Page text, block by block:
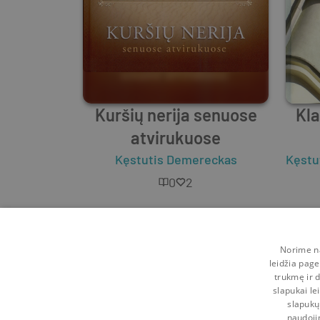
Kuršių nerija senuose
atvirukuose
Kęstutis Demereckas
0
2
Norime
leidžia
trukmę ir
slapukai